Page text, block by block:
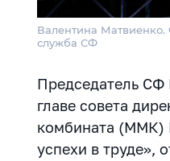
Валентина
служба СФ
Председатель СФ
главе совета
комбината (ММК)
успехи в труде»,